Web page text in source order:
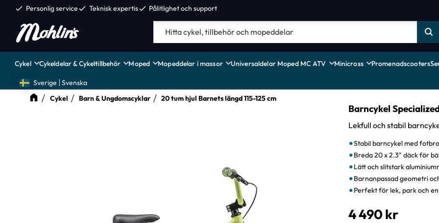
check Personlig servicecheck Teknisk expertischeck Pålitlighet och support
Cykel Cykeldelar & Cykeltillbehör Moped Mopeddelar i massor Universaldelar Moped MC ATV Minicross Promenadscooters
Sverige
Svenska
Cykel
Barn & Ungdomscyklar 20 tum hjul Barnets längd 115-125 cm
Barncykel
Lekfull och stabil
Stabil barncykel med
Breda 20 x 2.3" däck för
Lätt och slitstark
Barnanpassad geometri
Perfekt för lek, park och
4 490kr